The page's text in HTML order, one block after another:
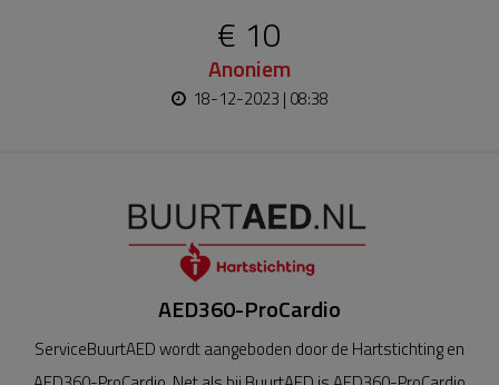
€ 10
Anoniem
18-12-2023 | 08:38
AED360-ProCardio
ServiceBuurtAED wordt aangeboden door de Hartstichting en